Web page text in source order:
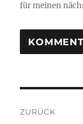
für meinen
ZURÜCK